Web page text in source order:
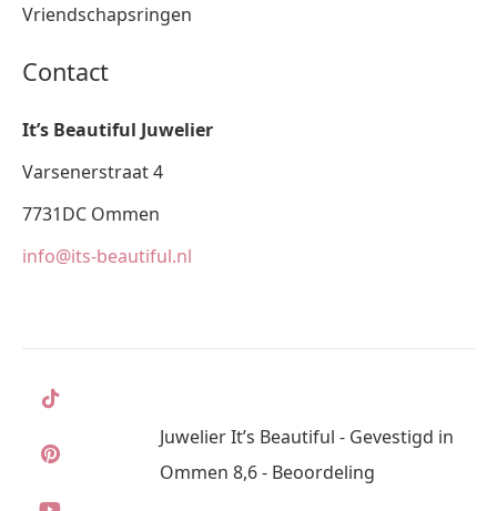
Vriendschapsringen
Contact
It’s Beautiful Juwelier
Varsenerstraat 4
7731DC Ommen
info@its-beautiful.nl
Juwelier It’s Beautiful - Gevestigd in
Ommen 8,6 - Beoordeling